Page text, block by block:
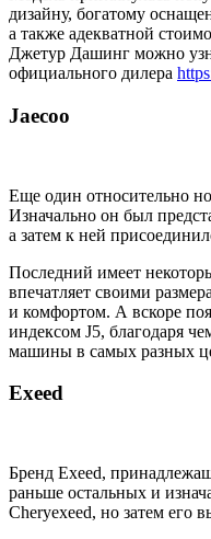
дизайну, богатому
а также адекватной
Джетур Дашинг можно
официального дилера
Jaecoo
Еще один относительно
Изначально он был
а затем к ней
Последний имеет
впечатляет своими
и комфортом. А вскоре
индексом J5, благодаря
машины в самых разных
Exeed
Бренд Exeed,
раньше остальных и
Cheryexeed, но затем его